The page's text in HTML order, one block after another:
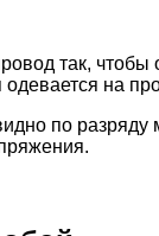
так,
на
по